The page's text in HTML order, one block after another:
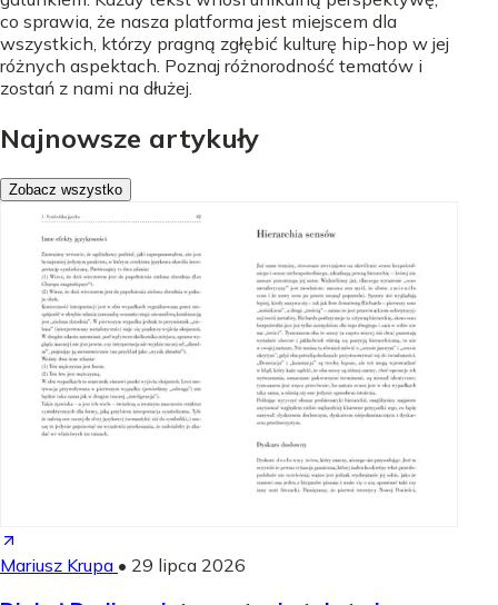
co sprawia, że nasza platforma jest miejscem dla
wszystkich, którzy pragną zgłębić kulturę hip-hop w jej
różnych aspektach. Poznaj różnorodność tematów i
zostań z nami na dłużej.
Najnowsze artykuły
Zobacz wszystko
Mariusz Krupa • 29 lipca 2026